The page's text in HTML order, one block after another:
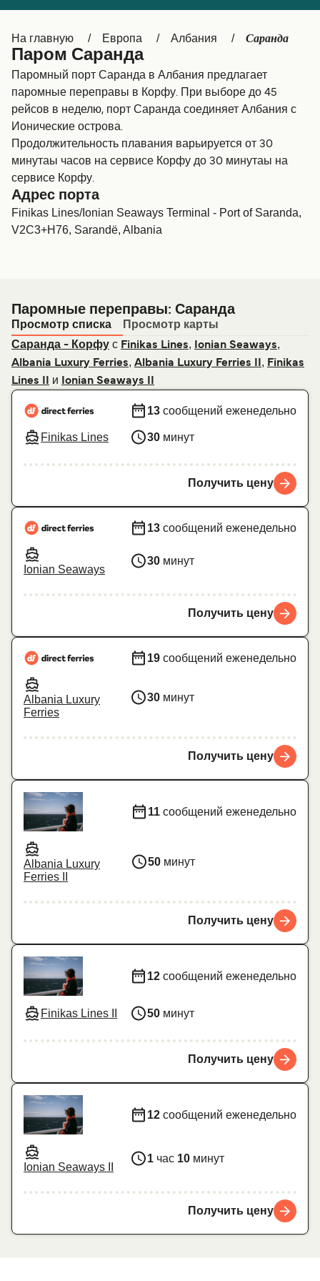
Ελλάδα Belgique (FR)
Polska Deutschland
Schweiz (DE) Norge
Україна
المغرب Maroc (FR)
На главную Европа Албания Саранда
Паром Саранда
Паромный порт Саранда в Албания предлагает
паромные переправы в Корфу. При выборе до 45
рейсов в неделю, порт Саранда соединяет Албания с
Ионические острова.
Продолжительность плавания варьируется от 30
минутаы часов на сервисе Корфу до 30 минутаы на
сервисе Корфу.
Адрес порта
Finikas Lines/Ionian Seaways Terminal - Port of Saranda,
V2C3+H76, Sarandë, Albania
Паромные переправы: Саранда
Просмотр списка
Просмотр карты
Саранда - Корфу с Finikas Lines, Ionian Seaways,
Albania Luxury Ferries, Albania Luxury Ferries II , Finikas
Lines II
и Ionian Seaways II
Finikas Lines
13 сообщений еженедельно
30 минут
Получить цену
Ionian Seaways
13 сообщений еженедельно
30 минут
Получить цену
Albania Luxury
Ferries
19 сообщений еженедельно
30 минут
Получить цену
Albania Luxury
Ferries II
11 сообщений еженедельно
50 минут
Получить цену
Finikas Lines II
12 сообщений еженедельно
50 минут
Получить цену
Ionian Seaways II
12 сообщений еженедельно
1 час 10 минут
Получить цену